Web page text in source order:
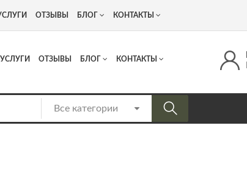
проезд 13 +7 (917) 537 17 16
УСЛУГИ ОТЗЫВЫ БЛОГ КОНТАКТЫ
ОТЗЫВЫ БЛОГ КОНТАКТЫ